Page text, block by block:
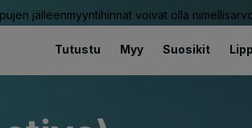
jälleenmyyntihinnat voivat olla
Tutustu Myy Suosikit